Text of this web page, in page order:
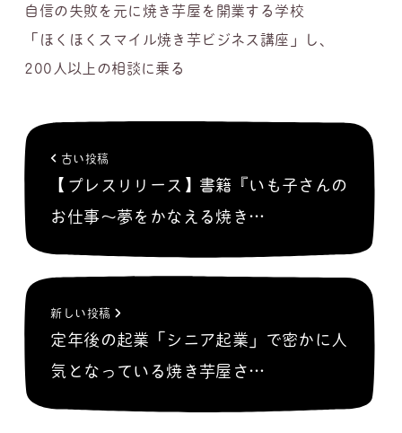
自信の失敗を元に焼き芋屋を開業する学校
「ほくほくスマイル焼き芋ビジネス講座」し、
200人以上の相談に乗る
古い投稿
【プレスリリース】書籍『いも子さんの
お仕事～夢をかなえる焼き…
新しい投稿
定年後の起業「シニア起業」で密かに人
気となっている焼き芋屋さ…